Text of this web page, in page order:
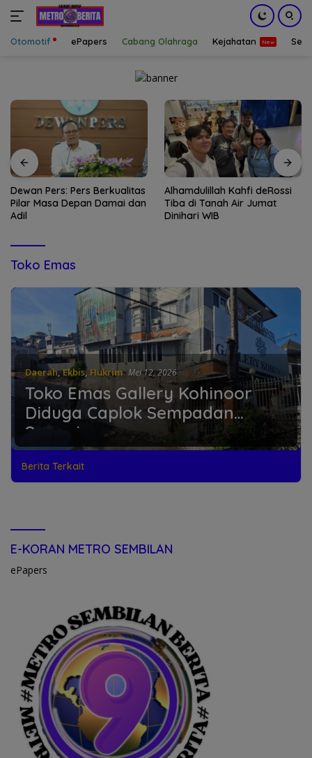
Otomotif ePapers Cabang Olahraga Kejahatan
Dewan Pers: Pers Berkualitas
Pilar Masa Depan Damai dan
Adil
Alhamdulillah Kahfi deRossi
Tiba di Tanah Air Jumat
Dinihari WIB
Toko Emas
Daerah,Ekbis, Hukrim Mei 12, 2026
Toko Emas Gallery Kohinoor
Diduga Caplok Sempadan
Sungai
Berita Terkait
E-KORAN METRO SEMBILAN
ePapers